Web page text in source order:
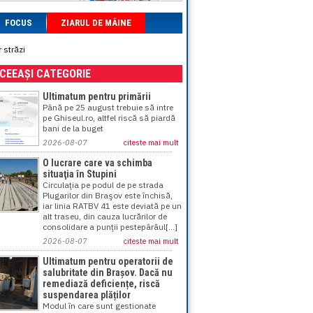
FOCUS ZIARUL DE MÂINE
străzi
CATEGORIE
Ultimatum pentru primării
Până pe 25 august trebuie să intre
pe Ghiseul.ro, altfel riscă să piardă
bani de la buget
2026-08-07 citeste mai mult
O lucrare care va schimba
situaţia în Stupini
Circulaţia pe podul de pe strada
Plugarilor din Braşov este închisă,
iar linia RATBV 41 este deviată pe un
alt traseu, din cauza lucrărilor de
consolidare a punţii pestepârâul[...]
2026-08-07 citeste mai mult
Ultimatum pentru operatorii de
salubritate din Brașov. Dacă nu
remediază deficiențe, riscă
suspendarea plăților
Modul în care sunt gestionate